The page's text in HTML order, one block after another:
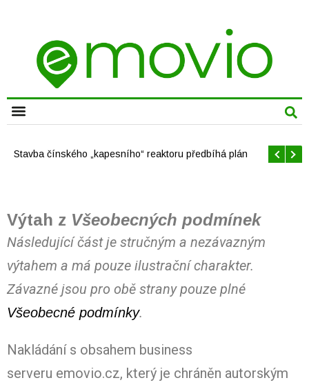
Stavba čínského „kapesního“ reaktoru předbíhá plán
Výtah z Všeobecných podmínek
Následující část je stručným a nezávazným
výtahem a má pouze ilustrační charakter.
Závazné jsou pro obě strany pouze plné
Všeobecné podmínky.
Nakládání s obsahem business
serveru emovio.cz, který je chráněn autorským